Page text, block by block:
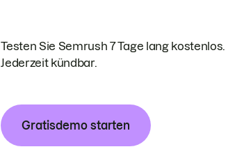
Testen Sie Semrush 7 Tage lang kostenlos.
Jederzeit kündbar.
Gratisdemo starten